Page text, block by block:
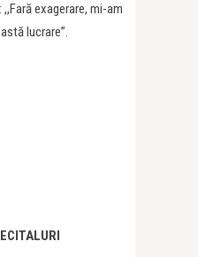
exagerare, mi-am
lucrare”.